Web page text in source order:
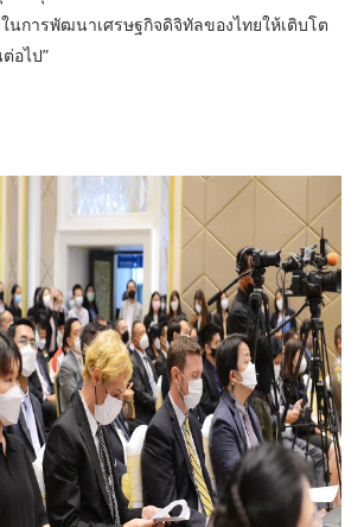
นการพัฒนาเศรษฐกิจดิจิทัลของไทยให้เติบโต
อไป”